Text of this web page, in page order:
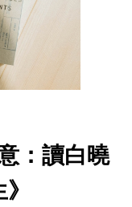
：讀白曉